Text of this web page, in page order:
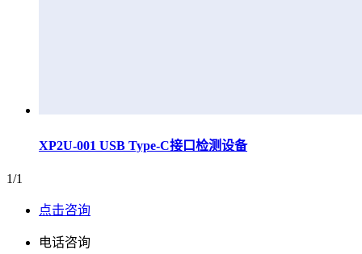
XP2U-001 USB Type-C接口检测设备
1/1
点击咨询
电话咨询